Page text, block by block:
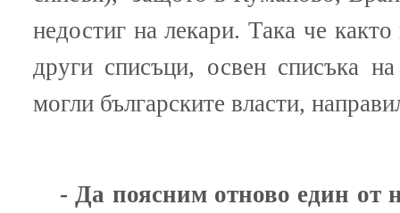
недостиг на лекари. Така че
други списъци, освен списъка
могли българските власти,
- Да поясним отново един от